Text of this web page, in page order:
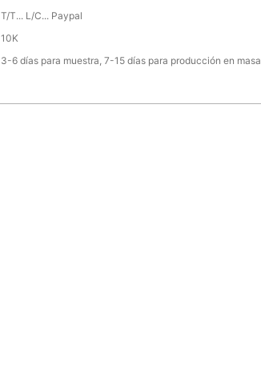
T/T... L/C... Paypal
10K
3-6 días para muestra, 7-15 días para producción en masa